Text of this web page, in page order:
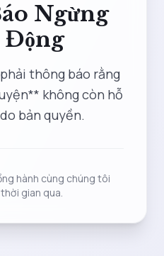
Ngừng
Động
thông báo rằng
không còn hỗ
bản quyền.
hành cùng chúng tôi
gian qua.